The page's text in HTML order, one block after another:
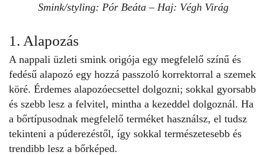
Smink/styling: Pór Beáta – Haj: Végh Virág
1. Alapozás
A nappali üzleti smink origója egy megfelelő színű és
fedésű alapozó egy hozzá passzoló korrektorral a szemek
köré. Érdemes alapozóecsettel dolgozni; sokkal gyorsabb
és szebb lesz a felvitel, mintha a kezeddel dolgoznál. Ha
a bőrtípusodnak megfelelő terméket használsz, el tudsz
tekinteni a púderezéstől, így sokkal természetesebb és
trendibb lesz a bőrképed.